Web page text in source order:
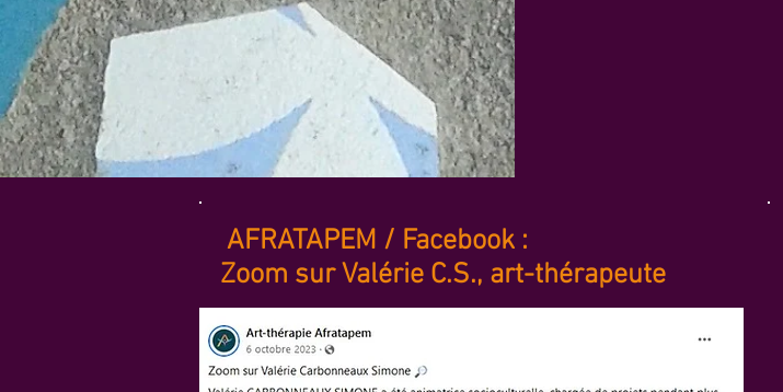
AFRATAPEM / Facebook :
Zoom sur Valérie C.S., art-thérapeute